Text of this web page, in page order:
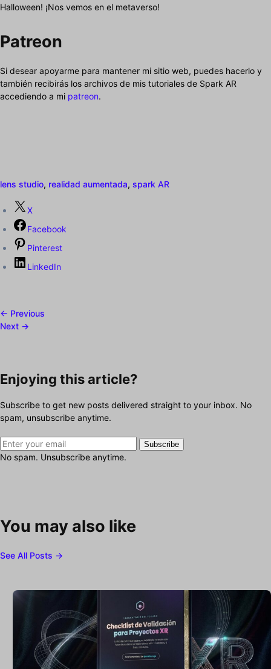
Halloween! ¡Nos vemos en el metaverso!
Patreon
Si desear apoyarme para mantener mi sitio web, puedes hacerlo y
también recibirás los archivos de mis tutoriales de Spark AR
accediendo a mi patreon.
lens studio, realidad aumentada, spark AR
X
Facebook
Pinterest
LinkedIn
← Previous
Next →
Enjoying this article?
Subscribe to get new posts delivered straight to your inbox. No
spam, unsubscribe anytime.
Subscribe
No spam. Unsubscribe anytime.
You may also like
See All Posts →